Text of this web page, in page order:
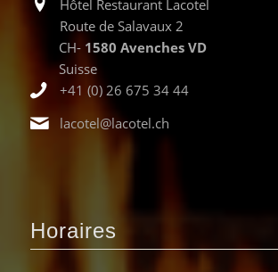
Hôtel Restaurant Lacotel
Route de Salavaux 2
CH- 1580 Avenches VD
Suisse
+41 (0) 26 675 34 44
lacotel@lacotel.ch
Horaires